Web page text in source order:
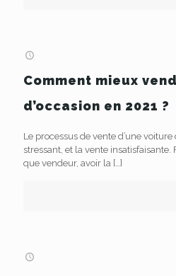
Comment mieux
d’occasion en 2021 ?
Le processus de vente d’une
stressant, et la vente insatisfaisante.
que vendeur, avoir la […]